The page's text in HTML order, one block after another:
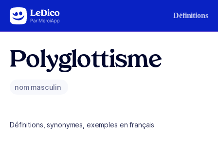
Aller au contenu Définitions
Polyglottisme
nom masculin
Définitions, synonymes, exemples en français